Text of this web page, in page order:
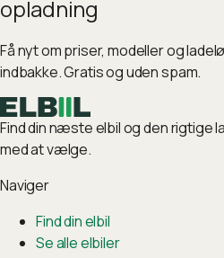
opladning
Få nyt om priser, modeller og
indbakke. Gratis og uden spam.
Find din næste elbil og den rigtige
med at vælge.
Naviger
Find din elbil
Se alle elbiler